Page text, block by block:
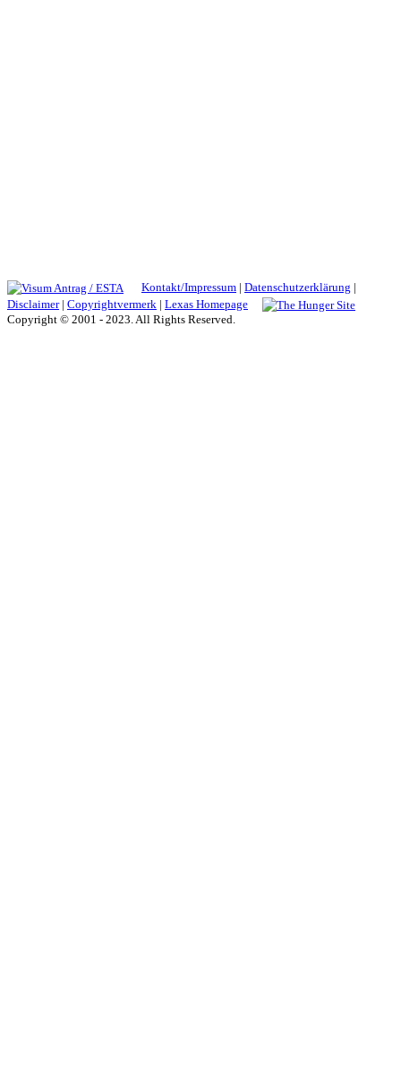
Kontakt/Impressum | Datenschutzerklärung |
Disclaimer| Copyrightvermerk | Lexas Homepage
Copyright © 2001 - 2023. All Rights Reserved.